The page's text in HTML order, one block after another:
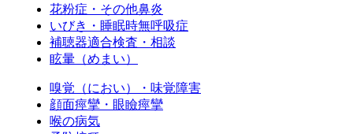
花粉症・その他鼻炎
いびき・睡眠時無呼吸症
補聴器適合検査・相談
眩暈（めまい）
嗅覚（におい）・味覚障害
顔面痙攣・眼瞼痙攣
喉の病気